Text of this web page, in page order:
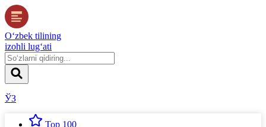
O‘zbek tilining
izohli lug‘ati
ЎЗ
Top 100